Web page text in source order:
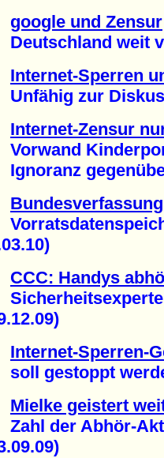
google und Zensur
weit
Internet-Sperren
zur
Internet-Zensur
CCC: Handys
Internet-Sperren-
gestoppt
Mielke geistert
der Abhör-